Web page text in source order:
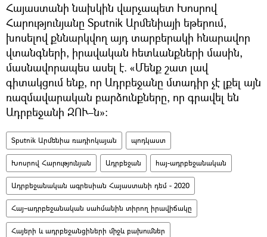
Հայաստանի նախկին վարչապետ Խոսրով
Հարությունյանը Sputnik Արմենիայի եթերում,
խոսելով քննարկվող այդ տարբերակի հնարավոր
վտանգների, իրավական հետևանքների մասին,
մասնավորապես ասել է. «Մենք շատ լավ
գիտակցում ենք, որ Ադրբեջանը մտադիր չէ լքել այն
ռազմավարական բարձունքները, որ գրավել են
Ադրբեջանի ԶՈՒ–ն»։
Sputnik Արմենիա ռադիոկայան պոդկաստ
Խոսրով Հարությունյան Ադրբեջան հայ-ադրբեջանական
Ադրբեջանական ագրեսիան Հայաստանի դեմ - 2020
Հայ–ադրբեջանական սահմանին տիրող իրավիճակը
Հայերի և ադրբեջանցիների միջև բախումներ